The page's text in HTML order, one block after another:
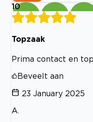
10
Topzaak
Prima contact en
Beveelt aan
23 January 2025
A.